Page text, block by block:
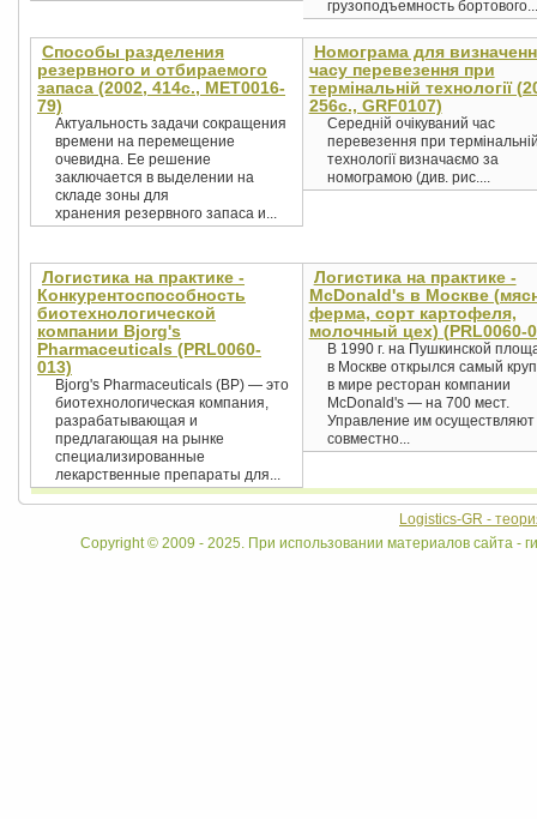
грузоподъемность бортового...
Способы разделения
резервного и отбираемого
запаса (2002, 414с., MET0016-
79)
Актуальность задачи сокращения
времени на перемещение
очевидна. Ее решение
заключается в выделении на
складе зоны для
хранения резервного запаса и...
Номограма для
часу перевезення при
термінальній технології
256с., GRF0107)
Середній очікуваний час
перевезення при
технології визначаємо за
номограмою (див. рис....
Логистика на практике -
Конкурентоспособность
биотехнологической
компании Bjorg's
Pharmaceuticals (PRL0060-
013)
Bjorg's Pharmaceuticals (BP) — это
биотехнологическая компания,
разрабатывающая и
предлагающая на рынке
специализированные
лекарственные препараты для...
Логистика на практике -
McDonald's в Москве
ферма, сорт картофеля,
молочный цех) (PRL0060-
В 1990 г. на Пушкинской
в Москве открылся самый
в мире ресторан компании
McDonald's — на 700 мест.
Управление им осуществляют
совместно...
Logistics-GR -
Copyright © 2009 - 2025. При использовании материалов сайта -